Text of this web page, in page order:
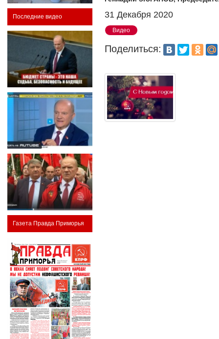
Последние видео
Газета Правда Приморья
31 Декабря 2020
Видео
Поделиться: